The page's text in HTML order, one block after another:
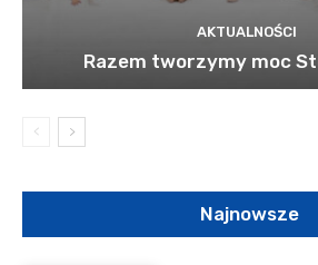
AKTUALNOŚCI
Razem tworzymy moc
Najnowsze